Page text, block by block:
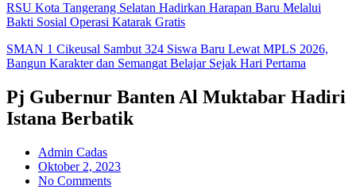
RSU Kota Tangerang Selatan Hadirkan Harapan Baru Melalui
Bakti Sosial Operasi Katarak Gratis
SMAN 1 Cikeusal Sambut 324 Siswa Baru Lewat MPLS 2026,
Bangun Karakter dan Semangat Belajar Sejak Hari Pertama
Pj Gubernur Banten Al Muktabar Hadiri
Istana Berbatik
Admin Cadas
Oktober 2, 2023
No Comments